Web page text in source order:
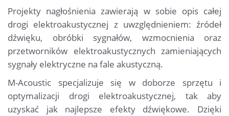
Projekty nagłośnienia zawierają w sobie opis całej
drogi elektroakustycznej z uwzględnieniem: źródeł
dźwięku, obróbki sygnałów, wzmocnienia oraz
przetworników elektroakustycznych zamieniających
sygnały elektryczne na fale akustyczną.
M-Acoustic specjalizuje się w doborze sprzętu i
optymalizacji drogi elektroakustycznej, tak aby
uzyskać jak najlepsze efekty dźwiękowe. Dzięki